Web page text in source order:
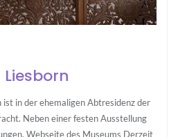
in der ehemaligen Abtresidenz der
Neben einer festen Ausstellung
Webseite des Museums Derzeit